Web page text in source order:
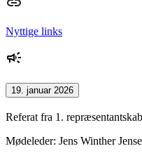
Nyttige links
19. januar 2026
Referat fra 1.
Mødeleder: Jens Winther